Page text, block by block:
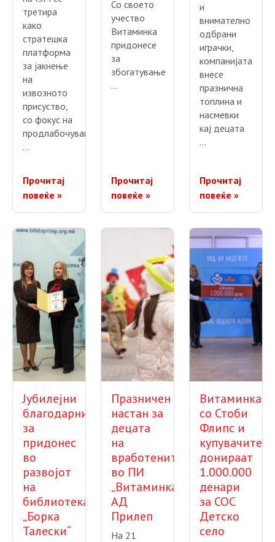
третира
како
стратешка
платформа
за јакнење
на
извозното
присуство,
со фокус на
продлабочување
…
Прочитај
повеќе »
Со своето
учество
Витаминка
придонесе
за
збогатување
…
Прочитај
повеќе »
и
внимателно
одбрани
играчки,
компанијата
внесе
празнична
топлина и
насмевки
кај децата
…
Прочитај
повеќе »
Јубилејни
благодарници
за
придонес
во
развојот
на
библиотеката
„Борка
Талески“
Празничен
настан за
децата
на
вработените
во ПИ
„Витаминка“
АД
Прилеп
На 21
Витаминка
со Стоби
Флипс и
купувачите
донираат
1.000.000
денари
за СОС
Детско
село